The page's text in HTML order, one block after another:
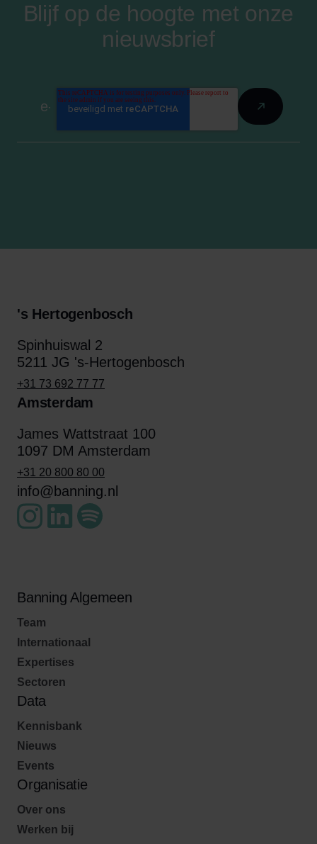
Blijf op de hoogte met onze
nieuwsbrief
's Hertogenbosch
Spinhuiswal 2
5211 JG 's-Hertogenbosch
+31 73 692 77 77
Amsterdam
James Wattstraat 100
1097 DM Amsterdam
+31 20 800 80 00
info@banning.nl
Banning Algemeen
Team
Internationaal
Expertises
Sectoren
Data
Kennisbank
Nieuws
Events
Organisatie
Over ons
Werken bij